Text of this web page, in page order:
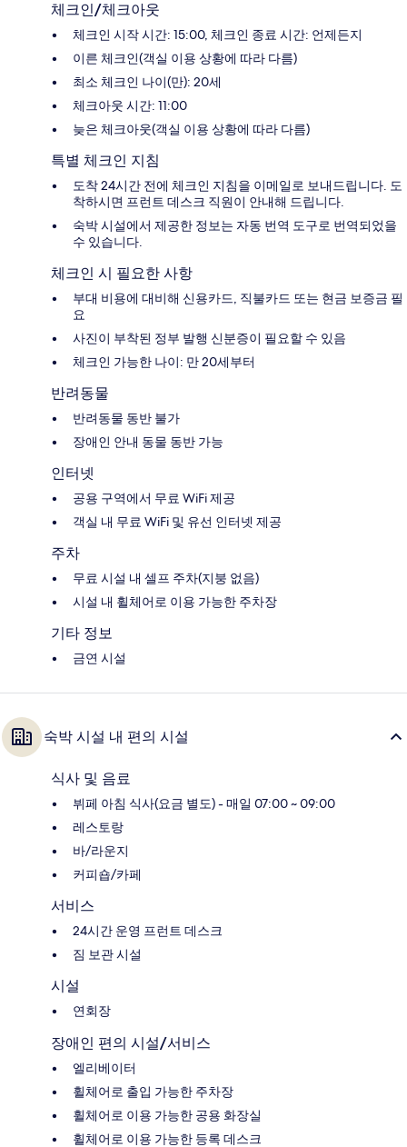
체크인/체크아웃
체크인 시작 시간: 15:00, 체크인 종료 시간: 언제든지
이른 체크인(객실 이용 상황에 따라 다름)
최소 체크인 나이(만): 20세
체크아웃 시간: 11:00
늦은 체크아웃(객실 이용 상황에 따라 다름)
특별 체크인 지침
도착 24시간 전에 체크인 지침을 이메일로 보내드립니다. 도
착하시면 프런트 데스크 직원이 안내해 드립니다.
숙박 시설에서 제공한 정보는 자동 번역 도구로 번역되었을
수 있습니다.
체크인 시 필요한 사항
부대 비용에 대비해 신용카드, 직불카드 또는 현금 보증금 필
요
사진이 부착된 정부 발행 신분증이 필요할 수 있음
체크인 가능한 나이: 만 20세부터
반려동물
반려동물 동반 불가
장애인 안내 동물 동반 가능
인터넷
공용 구역에서 무료 WiFi 제공
객실 내 무료 WiFi 및 유선 인터넷 제공
주차
무료 시설 내 셀프 주차(지붕 없음)
시설 내 휠체어로 이용 가능한 주차장
기타 정보
금연 시설
숙박 시설 내 편의 시설
식사 및 음료
뷔페 아침 식사(요금 별도) - 매일 07:00 ~ 09:00
레스토랑
바/라운지
커피숍/카페
서비스
24시간 운영 프런트 데스크
짐 보관 시설
시설
연회장
장애인 편의 시설/서비스
엘리베이터
휠체어로 출입 가능한 주차장
휠체어로 이용 가능한 공용 화장실
휠체어로 이용 가능한 등록 데스크